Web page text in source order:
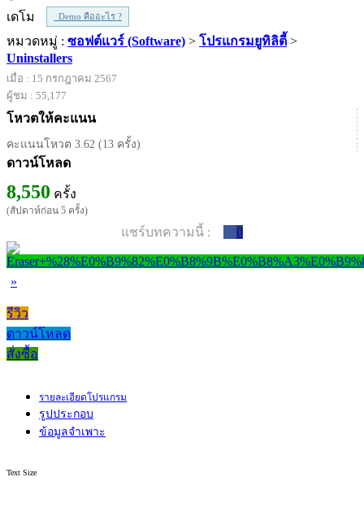
เดโม
Demo คืออะไร ?
หมวดหมู่ : ซอฟต์แวร์ (Software) > โปรแกรมยูทิลิตี้ >
Uninstallers
เมื่อ : 15 กรกฎาคม 2567
ผู้ชม : 55,177
โหวตให้คะแนน
คะแนนโหวต 3.62 (13 ครั้ง)
ดาวน์โหลด
8,550 ครั้ง
(สัปดาห์ก่อน 5 ครั้ง)
แชร์บทความนี้ : 0
»
รีวิว
ดาวน์โหลด
สั่งซื้อ
รายละเอียดโปรแกรม
รูปประกอบ
ข้อมูลจำเพาะ
Text Size